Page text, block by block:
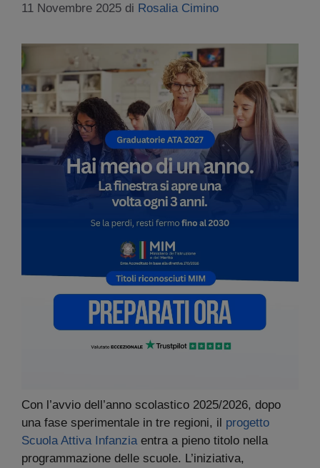
11 Novembre 2025 di Rosalia Cimino
Con l’avvio dell’anno scolastico 2025/2026, dopo
una fase sperimentale in tre regioni, il progetto
Scuola Attiva Infanziaentra a pieno titolo nella
programmazione delle scuole. L’iniziativa,